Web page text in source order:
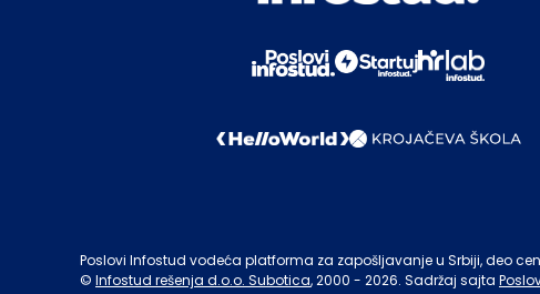
Poslovi Infostud vodeća platforma za zapošljavanje u Srbiji, deo
© Infostud rešenja d.o.o. Subotica, 2000 - 2026. Sadržaj sajta